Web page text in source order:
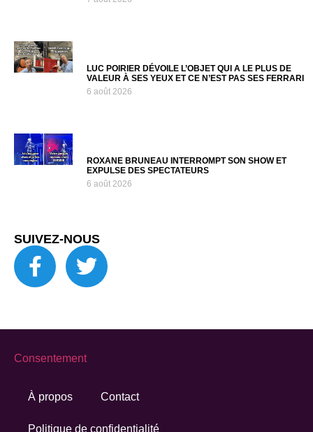
LUC POIRIER DÉVOILE L’OBJET QUI A LE PLUS DE
VALEUR À SES YEUX ET CE N’EST PAS SES FERRARI
6 août 2026
ROXANE BRUNEAU INTERROMPT SON SHOW ET
EXPULSE DES SPECTATEURS
6 août 2026
SUIVEZ-NOUS
À propos Contact
Politique de confidentialité
Consentement